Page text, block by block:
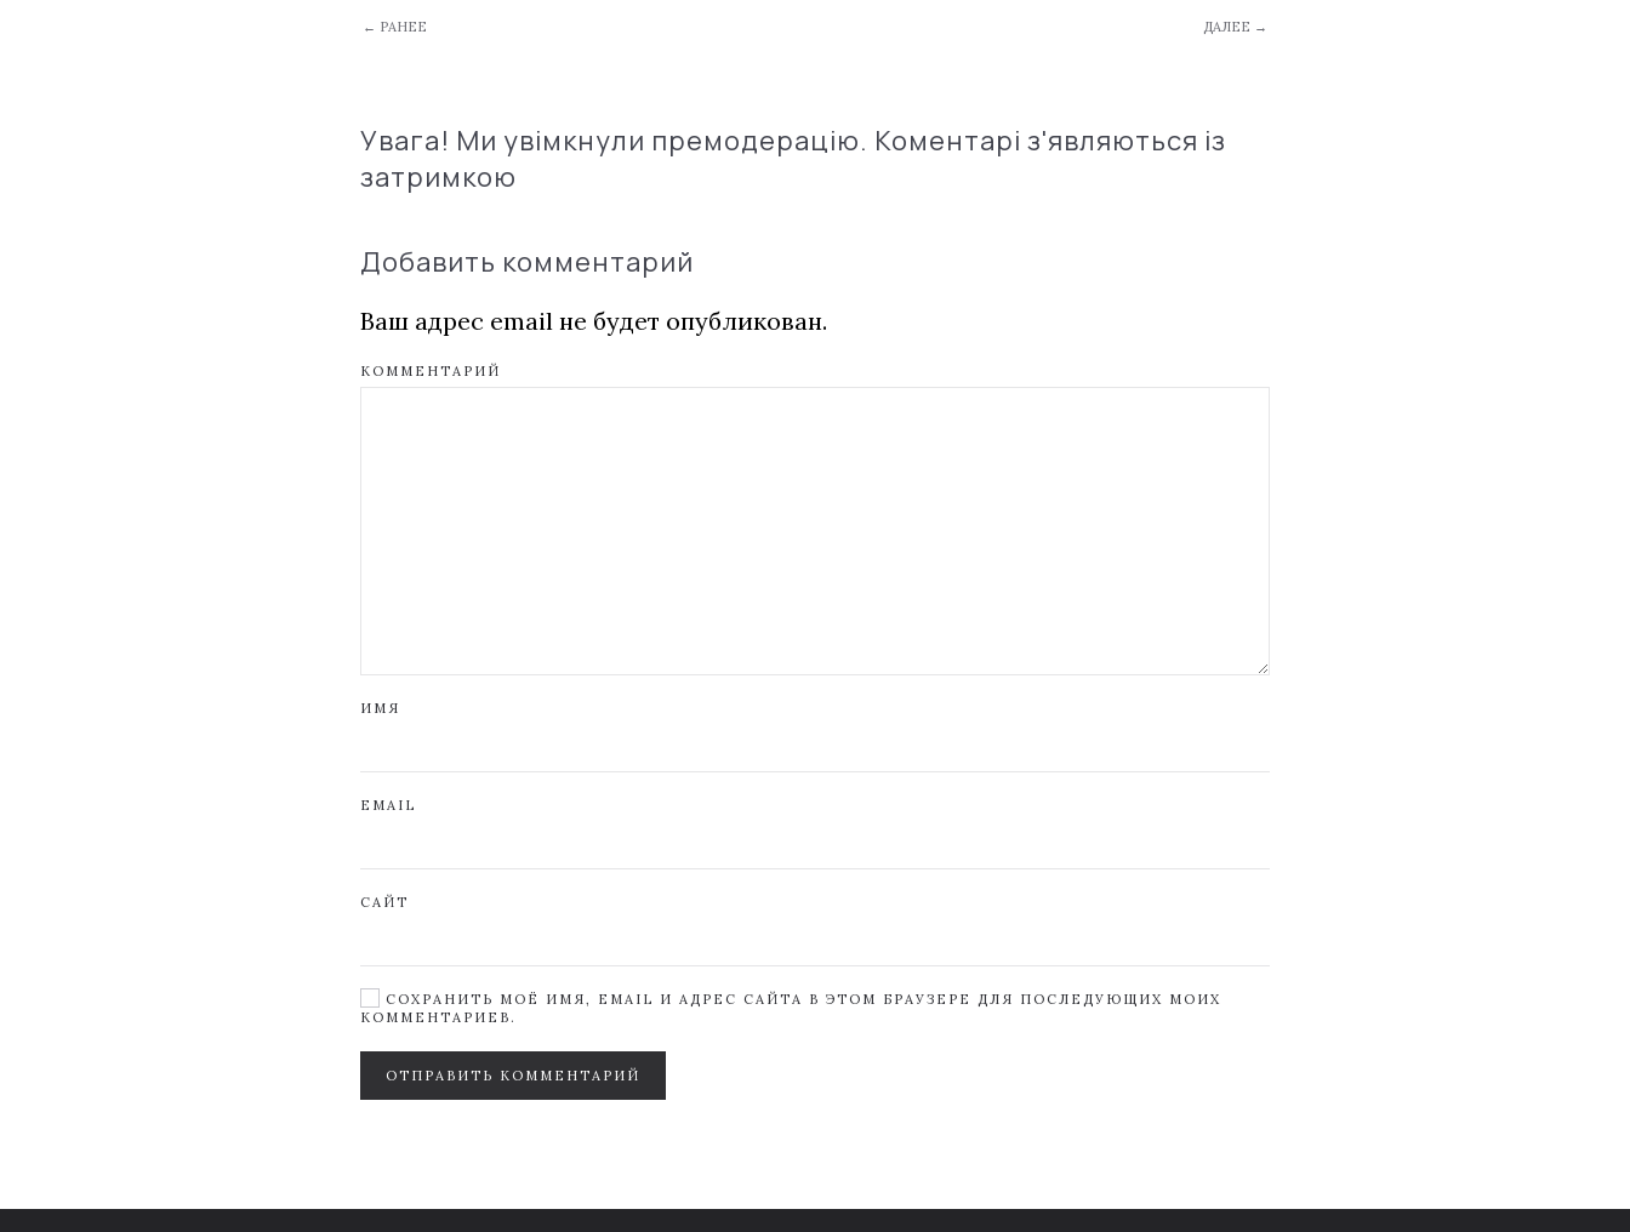
← РАНЕЕ ДАЛЕЕ →
Увага! Ми увімкнули премодерацію. Коментарі з'являються із
затримкою
Добавить комментарий
Ваш адрес email не будет опубликован.
КОММЕНТАРИЙ
ИМЯ
EMAIL
САЙТ
СОХРАНИТЬ МОЁ ИМЯ, EMAIL И АДРЕС САЙТА В ЭТОМ БРАУЗЕРЕ ДЛЯ ПОСЛЕДУЮЩИХ МОИХ
КОММЕНТАРИЕВ.
ОТПРАВИТЬ КОММЕНТАРИЙ